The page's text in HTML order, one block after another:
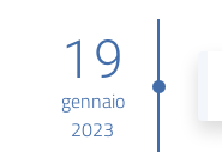
19
gennaio
2023